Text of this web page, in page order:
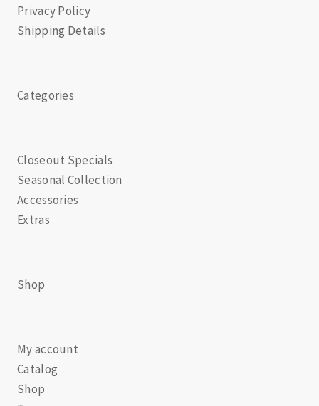
Privacy Policy
Shipping Details
Categories
Closeout Specials
Seasonal Collection
Accessories
Extras
Shop
My account
Catalog
Shop